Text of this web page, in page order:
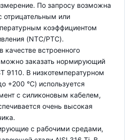
По запросу возможна
отрицательным или
коэффициентом
(NTC/PTC).
качестве встроенного
можно заказать нормирующий
9110. В низкотемпературном
+200 °C) используется
с силиконовым кабелем,
очень высокая
с рабочими средами,